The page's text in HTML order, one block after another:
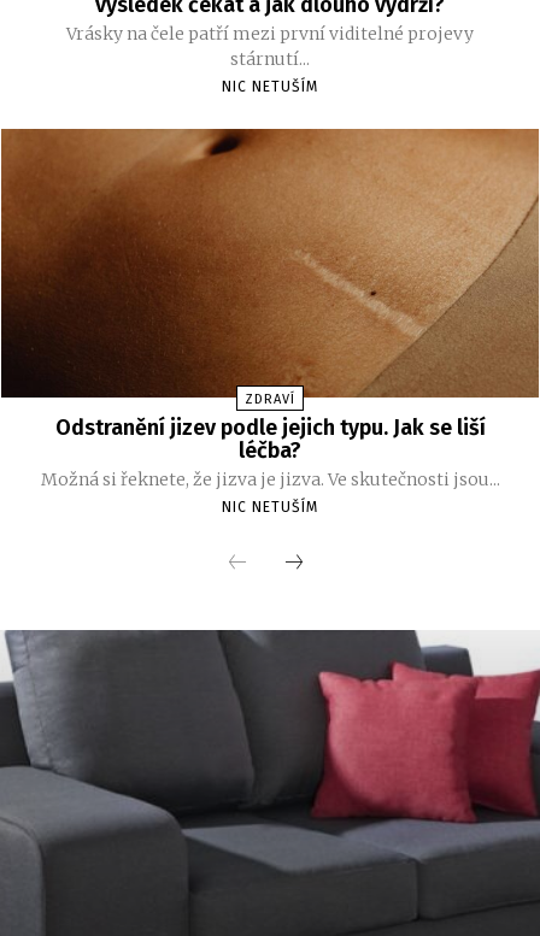
Vrásky na čele patří mezi první viditelné projevy
stárnutí...
NIC NETUŠÍM
ZDRAVÍ
Odstranění jizev podle jejich typu. Jak se liší
léčba?
Možná si řeknete, že jizva je jizva. Ve skutečnosti jsou...
NIC NETUŠÍM